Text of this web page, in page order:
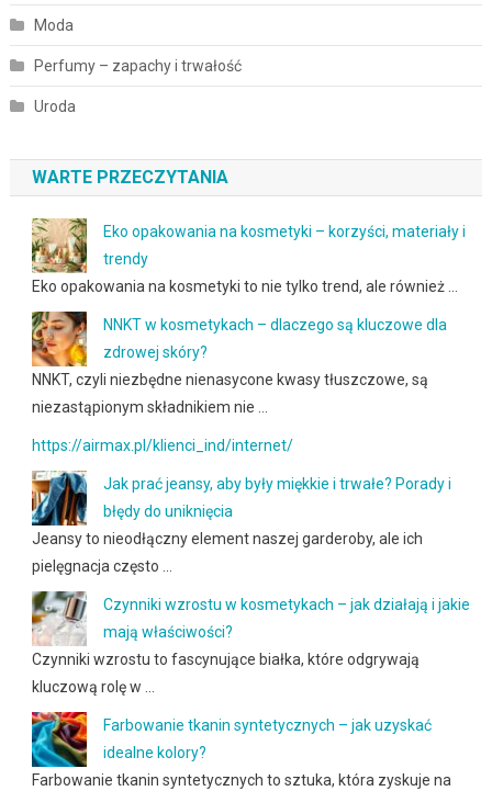
Moda
Perfumy – zapachy i trwałość
Uroda
WARTE PRZECZYTANIA
Eko opakowania na kosmetyki – korzyści, materiały i
trendy
Eko opakowania na kosmetyki to nie tylko trend, ale również …
NNKT w kosmetykach – dlaczego są kluczowe dla
zdrowej skóry?
NNKT, czyli niezbędne nienasycone kwasy tłuszczowe, są
niezastąpionym składnikiem nie …
https://airmax.pl/klienci_ind/internet/
Jak prać jeansy, aby były miękkie i trwałe? Porady i
błędy do uniknięcia
Jeansy to nieodłączny element naszej garderoby, ale ich
pielęgnacja często …
Czynniki wzrostu w kosmetykach – jak działają i jakie
mają właściwości?
Czynniki wzrostu to fascynujące białka, które odgrywają
kluczową rolę w …
Farbowanie tkanin syntetycznych – jak uzyskać
idealne kolory?
Farbowanie tkanin syntetycznych to sztuka, która zyskuje na